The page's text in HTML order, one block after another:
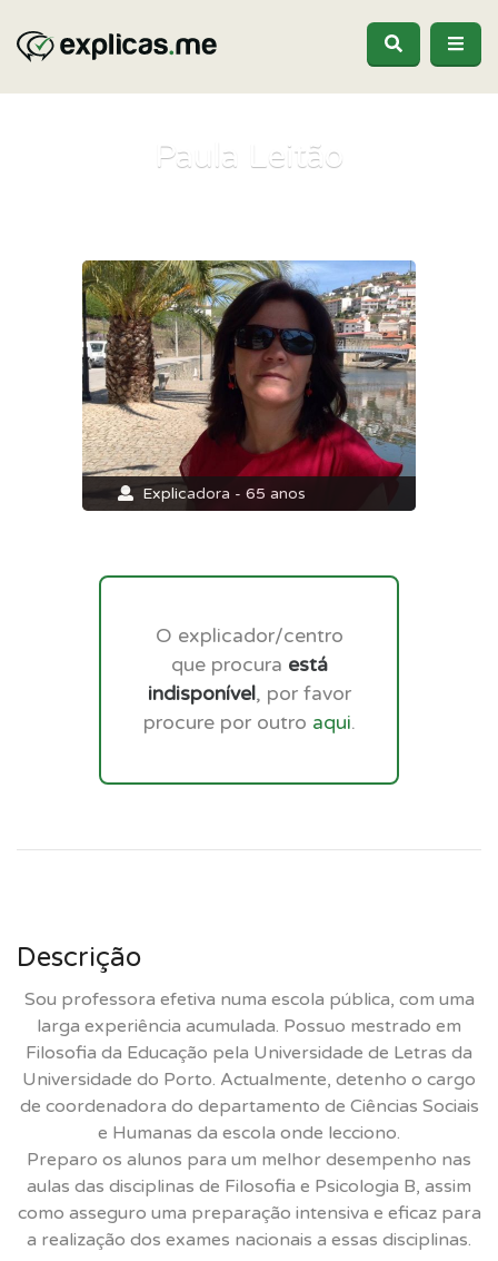
Paula Leitão
Explicadora - 65 anos
O explicador/centro
que procura está
indisponível, por favor
procure por outro aqui.
Descrição
Sou professora efetiva numa escola pública, com uma
larga experiência acumulada. Possuo mestrado em
Filosofia da Educação pela Universidade de Letras da
Universidade do Porto. Actualmente, detenho o cargo
de coordenadora do departamento de Ciências Sociais
e Humanas da escola onde lecciono.
Preparo os alunos para um melhor desempenho nas
aulas das disciplinas de Filosofia e Psicologia B, assim
como asseguro uma preparação intensiva e eficaz para
a realização dos exames nacionais a essas disciplinas.